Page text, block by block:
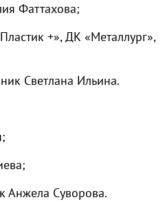
Фаттахова;
+», ДК «Металлург»,
Светлана Ильина.
Анжела Суворова.